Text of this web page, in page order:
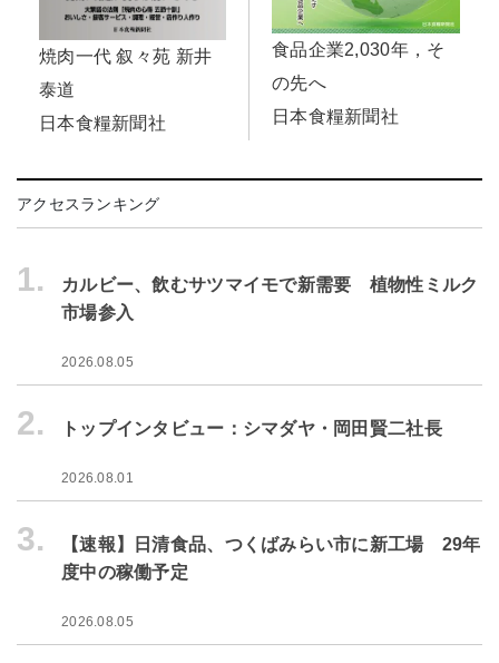
焼肉一代 叙々苑 新井
泰道
日本食糧新聞社
食品企業2,030年，そ
の先へ
日本食糧新聞社
アクセスランキング
1.
カルビー、飲むサツマイモで新需要 植物性ミルク
市場参入
2026.08.05
2. トップインタビュー：シマダヤ・岡田賢二社長
2026.08.01
3.
【速報】日清食品、つくばみらい市に新工場 29年
度中の稼働予定
2026.08.05